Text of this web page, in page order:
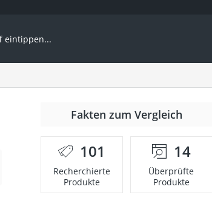
Fakten zum Vergleich
101
Recherchierte
Produkte
14
Überprüfte
Produkte